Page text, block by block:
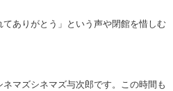
ありがとう」という声や閉館を惜しむ
ネマズシネマズ与次郎です。この時間も